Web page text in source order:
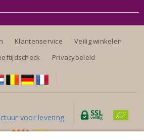
Klantenservice
Veilig winkelen
Privacybeleid